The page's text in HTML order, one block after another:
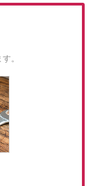
。